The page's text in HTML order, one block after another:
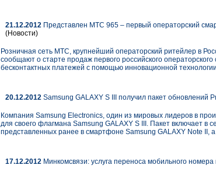
21.12.2012 Представлен МТС 965 – первый операторский
(Новости)
Розничная сеть МТС, крупнейший операторский ритейлер в
сообщают о старте продаж первого российского
бесконтактных платежей с помощью инновационной
20.12.2012 Samsung GALAXY S III получил пакет обновлений
Компания Samsung Electronics, один из мировых лидеров в
для своего флагмана Samsung GALAXY S III. Пакет включает
представленных ранее в смартфоне Samsung GALAXY Note
17.12.2012 Минкомсвязи: услуга переноса мобильного